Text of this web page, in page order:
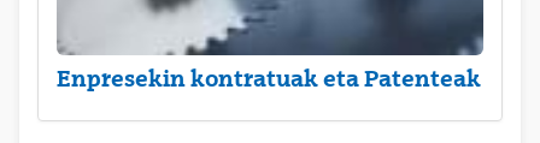
Enpresekin kontratuak eta Patenteak